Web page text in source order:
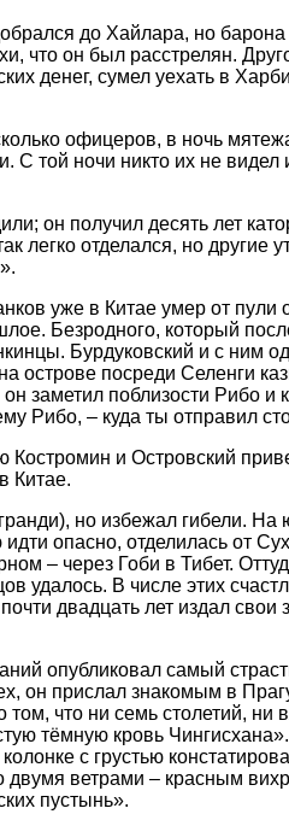
до Хайлара, но барона
что он был расстрелян.
денег, сумел уехать в
офицеров, в ночь
С той ночи никто их не видел
он получил десять лет
легко отделался, но другие
уже в Китае умер от пули
Безродного, который
Бурдуковский и с ним
острове посреди Селенги
заметил поблизости Рибо и
Рибо, – куда ты отправил
Костромин и Островский
Китае.
но избежал гибели. На
опасно, отделилась от
– через Гоби в Тибет.
удалось. В числе этих
двадцать лет издал свои
опубликовал самый
он прислал знакомым в
что ни семь столетий, ни
тёмную кровь
с грустью
двумя ветрами – красным
пустынь».